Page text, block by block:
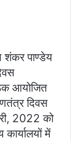
शंकर पाण्डेय
आयोजित
दिवस
2022 को
में